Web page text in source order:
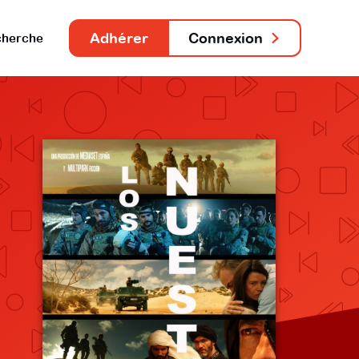
Adhérer Connexion